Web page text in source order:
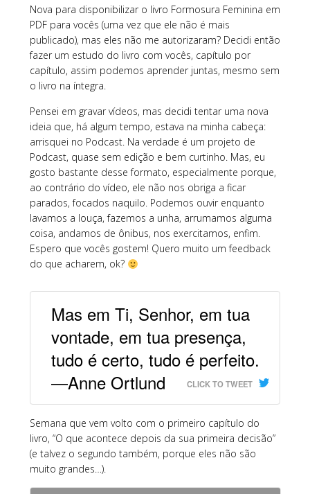
Nova para disponibilizar o livro Formosura Feminina em
PDF para vocês (uma vez que ele não é mais
publicado), mas eles não me autorizaram? Decidi então
fazer um estudo do livro com vocês, capítulo por
capítulo, assim podemos aprender juntas, mesmo sem
o livro na íntegra.
Pensei em gravar vídeos, mas decidi tentar uma nova
ideia que, há algum tempo, estava na minha cabeça:
arrisquei no Podcast. Na verdade é um projeto de
Podcast, quase sem edição e bem curtinho. Mas, eu
gosto bastante desse formato, especialmente porque,
ao contrário do vídeo, ele não nos obriga a ficar
parados, focados naquilo. Podemos ouvir enquanto
lavamos a louça, fazemos a unha, arrumamos alguma
coisa, andamos de ônibus, nos exercitamos, enfim.
Espero que vocês gostem! Quero muito um feedback
do que acharem, ok?
Mas em Ti, Senhor, em tua
vontade, em tua presença,
tudo é certo, tudo é perfeito.
—Anne Ortlund
CLICK TO TWEET
Semana que vem volto com o primeiro capítulo do
livro, “O que acontece depois da sua primeira decisão”
(e talvez o segundo também, porque eles não são
muito grandes…).